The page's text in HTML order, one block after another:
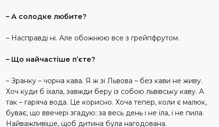
– А солодке любите?
– Насправді ні. Але обожнюю все з грейпфрутом.
– Що найчастіше п’єте?
– Зранку – чорна кава. Я ж зі Львова – без кави не живу.
Хоч куди б їхала, завжди беру із собою львівську каву. А
так – гаряча вода. Це корисно. Хоча тепер, коли є малюк,
буває, що ввечері згадую: за весь день і не їла, і не пила.
Найважливіше, щоб дитина була нагодована.